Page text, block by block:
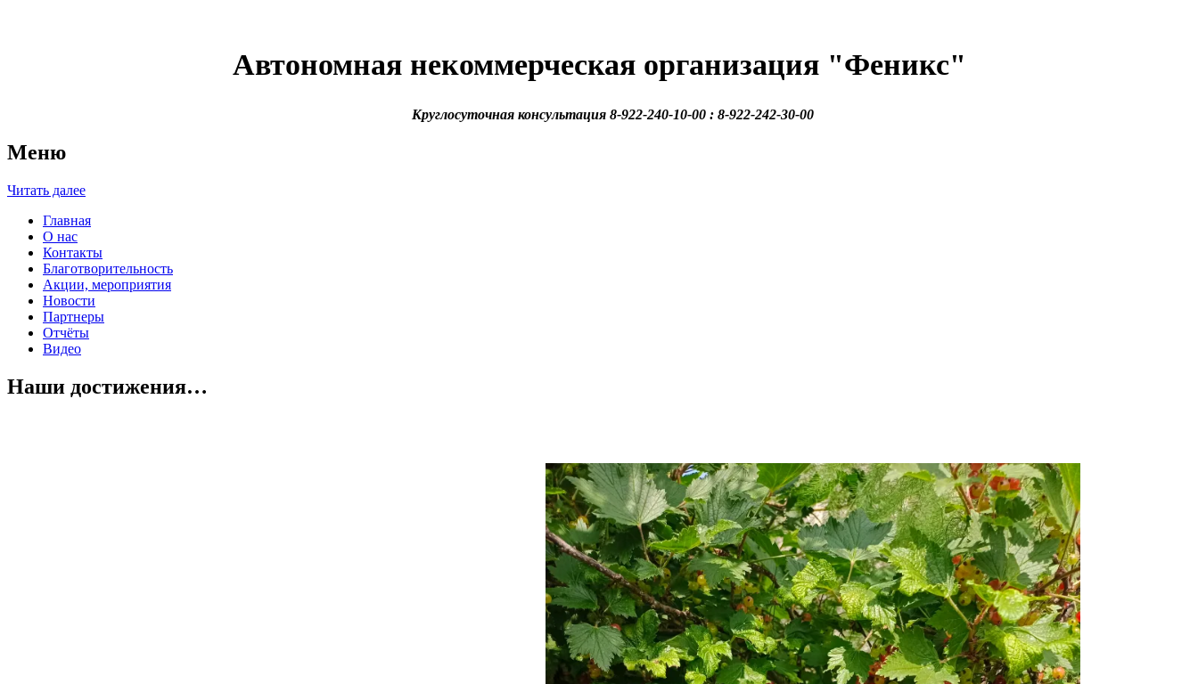
Автономная некоммерческая организация "Феникс"
Круглосуточная консультация 8-922-240-10-00 : 8-922-242-30-00
Меню
Читать далее
Главная
О нас
Контакты
Благотворительность
Акции, мероприятия
Новости
Партнеры
Отчёты
Видео
Наши достижения…